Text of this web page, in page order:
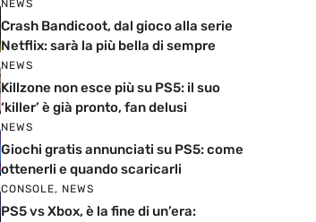
NEWS
Crash Bandicoot, dal gioco alla serie
Netflix: sarà la più bella di sempre
NEWS
Killzone non esce più su PS5: il suo
‘killer’ è già pronto, fan delusi
NEWS
Giochi gratis annunciati su PS5: come
ottenerli e quando scaricarli
CONSOLE, NEWS
PS5 vs Xbox, è la fine di un’era: